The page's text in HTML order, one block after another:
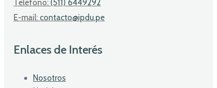
Telefono: (511) 6449292
E-mail: contacto@ipdu.pe
Enlaces de Interés
Nosotros